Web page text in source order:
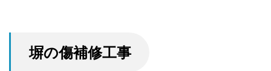
塀の傷補修工事